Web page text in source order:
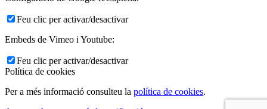
Feu clic per activar/desactivar
Embeds de Vimeo i Youtube:
Feu clic per activar/desactivar
Política de cookies
Per a més informació consulteu la política de cookies.